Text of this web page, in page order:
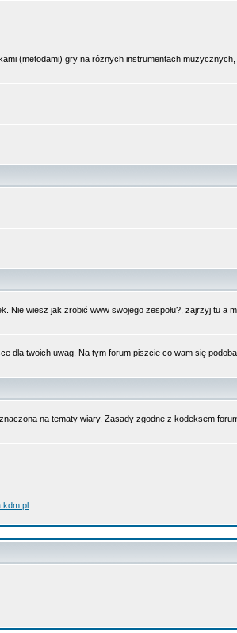
(metodami) gry na różnych instrumentach muzycznych,
Nie wiesz jak zrobić www swojego zespołu?, zajrzyj tu a
dla twoich uwag. Na tym forum piszcie co wam się
na tematy wiary. Zasady zgodne z kodeksem